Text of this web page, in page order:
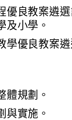
優良教案遴
及小學。
學優良教案
體規劃。
與實施。